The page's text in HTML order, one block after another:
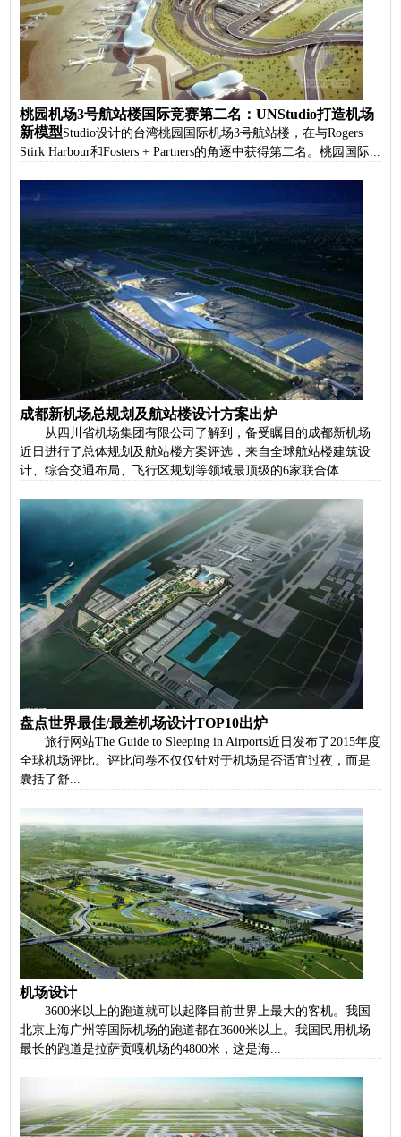
桃园机场3号航站楼国际竞赛第二名：UNStudio打造机场
新模型UNStudio设计的台湾桃园国际机场3号航站楼，在与Rogers
Stirk Harbour和Fosters + Partners的角逐中获得第二名。桃园国际...
成都新机场总规划及航站楼设计方案出炉
从四川省机场集团有限公司了解到，备受瞩目的成都新机场
近日进行了总体规划及航站楼方案评选，来自全球航站楼建筑设
计、综合交通布局、飞行区规划等领域最顶级的6家联合体...
盘点世界最佳/最差机场设计TOP10出炉
旅行网站The Guide to Sleeping in Airports近日发布了2015年度
全球机场评比。评比问卷不仅仅针对于机场是否适宜过夜，而是
囊括了舒...
机场设计
3600米以上的跑道就可以起降目前世界上最大的客机。我国
北京上海广州等国际机场的跑道都在3600米以上。我国民用机场
最长的跑道是拉萨贡嘎机场的4800米，这是海...